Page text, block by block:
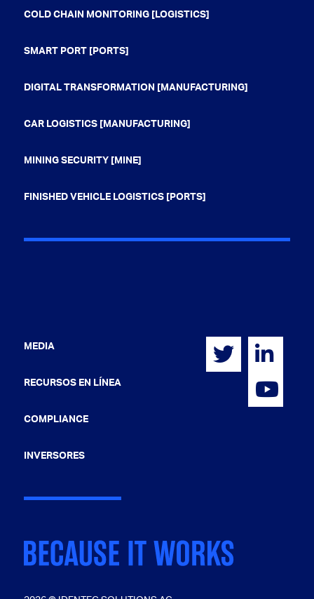
COLD CHAIN MONITORING [LOGISTICS]
SMART PORT [PORTS]
DIGITAL TRANSFORMATION [MANUFACTURING]
CAR LOGISTICS [MANUFACTURING]
MINING SECURITY [MINE]
FINISHED VEHICLE LOGISTICS [PORTS]
MEDIA
RECURSOS EN LÍNEA
COMPLIANCE
INVERSORES